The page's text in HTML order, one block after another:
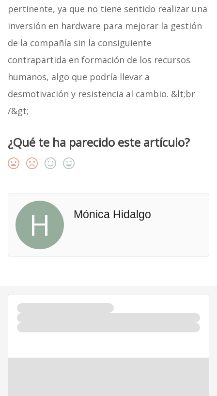
pertinente, ya que no tiene sentido realizar una
inversión en hardware para mejorar la gestión
de la compañía sin la consiguiente
contrapartida en formación de los recursos
humanos, algo que podría llevar a
desmotivación y resistencia al cambio. &lt;br
/&gt;
¿Qué te ha parecido este artículo?
H Mónica Hidalgo